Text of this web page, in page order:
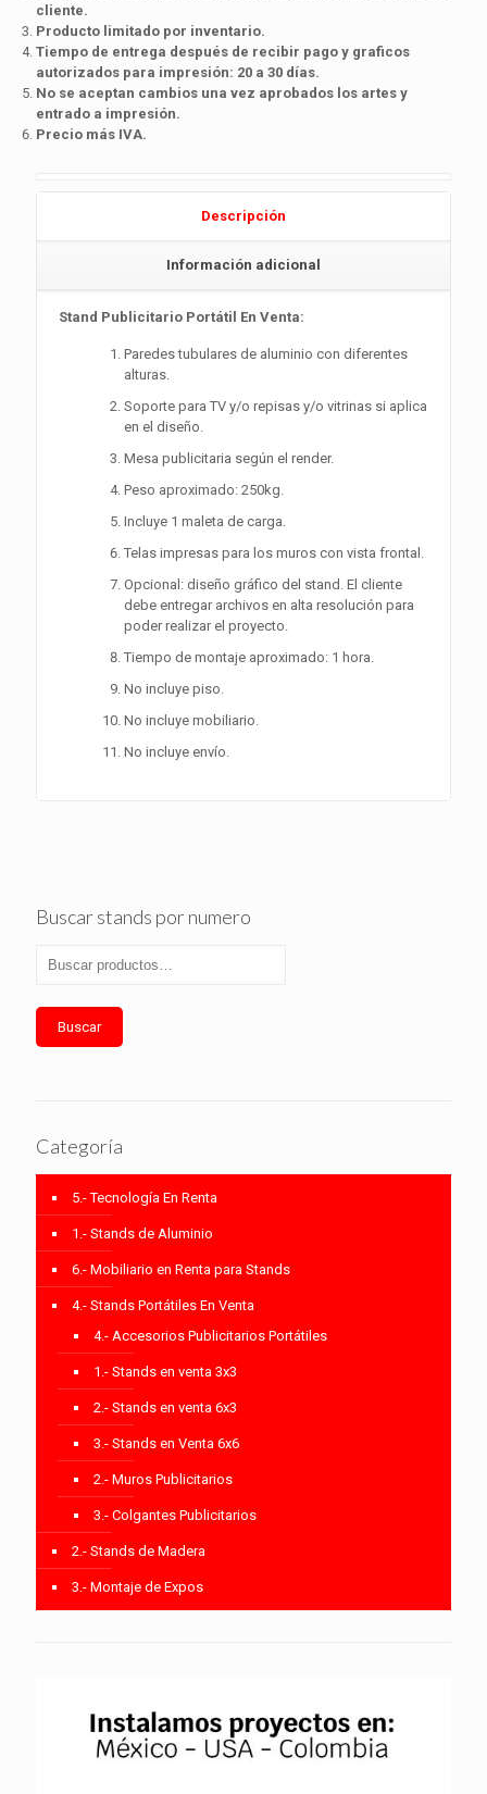
cliente.
Producto limitado por inventario.
Tiempo de entrega después de recibir pago y graficos
autorizados para impresión: 20 a 30 días.
No se aceptan cambios una vez aprobados los artes y
entrado a impresión.
Precio más IVA.
Descripción
Información adicional
Stand Publicitario Portátil En Venta:
Paredes tubulares de aluminio con diferentes
alturas.
Soporte para TV y/o repisas y/o vitrinas si aplica
en el diseño.
Mesa publicitaria según el render.
Peso aproximado: 250kg.
Incluye 1 maleta de carga.
Telas impresas para los muros con vista frontal.
Opcional: diseño gráfico del stand. El cliente
debe entregar archivos en alta resolución para
poder realizar el proyecto.
Tiempo de montaje aproximado: 1 hora.
No incluye piso.
No incluye mobiliario.
No incluye envío.
Buscar stands por numero
Buscar
Categoría
5.- Tecnología En Renta
1.- Stands de Aluminio
6.- Mobiliario en Renta para Stands
4.- Stands Portátiles En Venta
4.- Accesorios Publicitarios Portátiles
1.- Stands en venta 3x3
2.- Stands en venta 6x3
3.- Stands en Venta 6x6
2.- Muros Publicitarios
3.- Colgantes Publicitarios
2.- Stands de Madera
3.- Montaje de Expos